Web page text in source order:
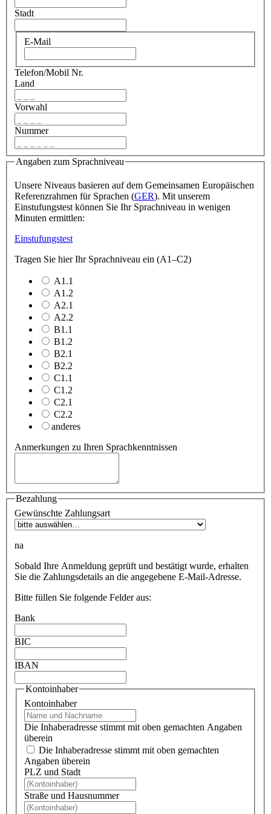
Stadt
E-Mail
Telefon/Mobil Nr.
Land
Vorwahl
Nummer
Angaben zum Sprachniveau
Unsere Niveaus basieren auf dem Gemeinsamen Europäischen
Referenzrahmen für Sprachen (GER). Mit unserem
Einstufungstest können Sie Ihr Sprachniveau in wenigen
Minuten ermittlen:
Einstufungstest
Tragen Sie hier Ihr Sprachniveau ein (A1–C2)
A1.1
A1.2
A2.1
A2.2
B1.1
B1.2
B2.1
B2.2
C1.1
C1.2
C2.1
C2.2
anderes
Anmerkungen zu Ihren Sprachkenntnissen
Bezahlung
Gewünschte Zahlungsart
na
Sobald Ihre Anmeldung geprüft und bestätigt wurde, erhalten
Sie die Zahlungsdetails an die angegebene E-Mail-Adresse.
Bitte füllen Sie folgende Felder aus:
Bank
BIC
IBAN
Kontoinhaber
Kontoinhaber
Die Inhaberadresse stimmt mit oben gemachten Angaben
überein
Die Inhaberadresse stimmt mit oben gemachten
Angaben überein
PLZ und Stadt
Straße und Hausnummer